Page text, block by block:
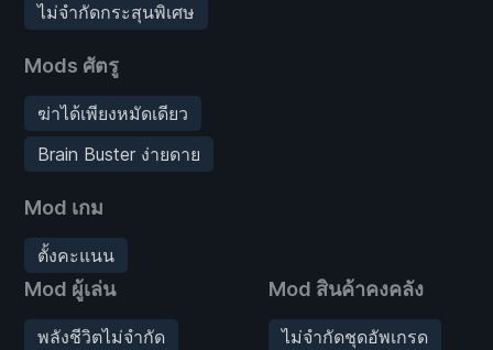
ไม่จำกัดกระสุนพิเศษ
Mods ศัตรู
ฆ่าได้เพียงหมัดเดียว
Brain Buster ง่ายดาย
Mod เกม
ตั้งคะแนน
Mod ผู้เล่น
พลังชีวิตไม่จำกัด
Mod สินค้าคงคลัง
ไม่จำกัดชุดอัพเกรด